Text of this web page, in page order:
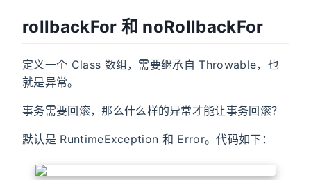
rollbackFor 和 noRollbackFor
定义一个 Class 数组，需要继承自 Throwable，也
就是异常。
事务需要回滚，那么什么样的异常才能让事务回滚？
默认是 RuntimeException 和 Error。代码如下：